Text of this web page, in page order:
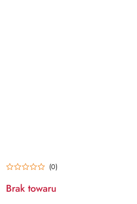
(0)
Brak towaru